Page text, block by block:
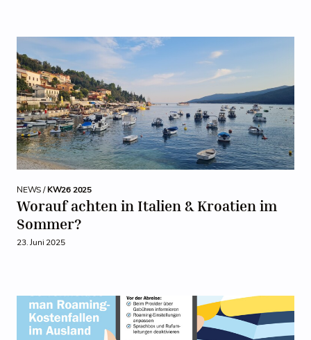
NEWS /KW26 2025
Worauf achten in Italien & Kroatien im
Sommer?
23. Juni 2025